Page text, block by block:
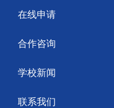
在线申请
合作咨询
学校新闻
联系我们